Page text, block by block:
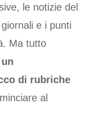
le notizie del
e i punti
Ma tutto
un
di rubriche
al